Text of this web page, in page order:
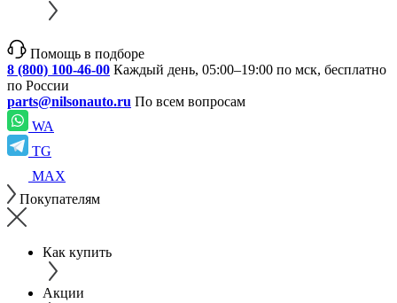
Помощь в подборе
8 (800) 100-46-00 Каждый день, 05:00–19:00 по мск, бесплатно
по России
parts@nilsonauto.ru По всем вопросам
WA
TG
MAX
Покупателям
Как купить
Акции